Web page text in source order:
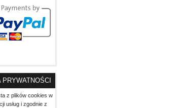
PRYWATNOŚCI
z plików cookies w
usług i zgodnie z